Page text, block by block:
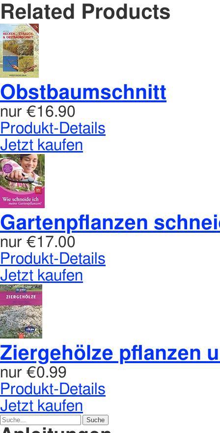
Related Products
Obstbaumschnitt
nur €16.90
Produkt-Details
Jetzt kaufen
Gartenpflanzen
nur €17.00
Produkt-Details
Jetzt kaufen
Ziergehölze pflanzen
nur €0.99
Produkt-Details
Jetzt kaufen